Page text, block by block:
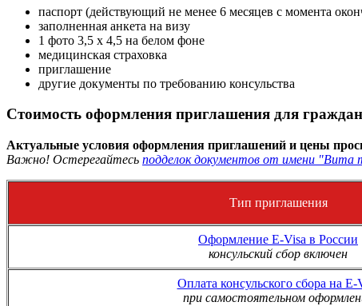
паспорт (действующий не менее 6 месяцев с момента
заполненная анкета на визу
1 фото 3,5 х 4,5 на белом фоне
медицинская страховка
приглашение
другие документы по требованию консульства
Стоимость оформления приглашения для
Актуальные условия оформления приглашений и цены
Важно! Остерегайтесь подделок документов от имени "Вита
Тип приглашения
Оформление E-Visa в России
консульский сбор включен
Оплата консульского сбора на E-
при самостоятельном